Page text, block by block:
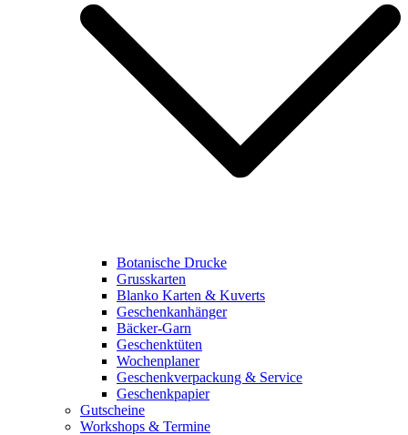
Botanische Drucke
Grusskarten
Blanko Karten & Kuverts
Geschenkanhänger
Bäcker-Garn
Geschenktüten
Wochenplaner
Geschenkverpackung & Service
Geschenkpapier
Gutscheine
Workshops & Termine